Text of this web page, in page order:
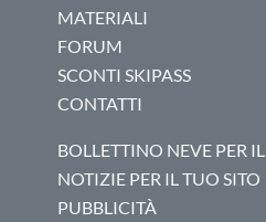
MATERIALI
FORUM
SCONTI SKIPASS
CONTATTI
BOLLETTINO NEVE PER
NOTIZIE PER IL TUO SITO
PUBBLICITÀ